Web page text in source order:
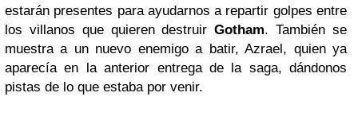
estarán presentes para ayudarnos a repartir golpes entre
los villanos que quieren destruirGotham. También se
muestra a un nuevo enemigo a batir, Azrael, quien ya
aparecía en la anterior entrega de la saga, dándonos
pistas de lo que estaba por venir.